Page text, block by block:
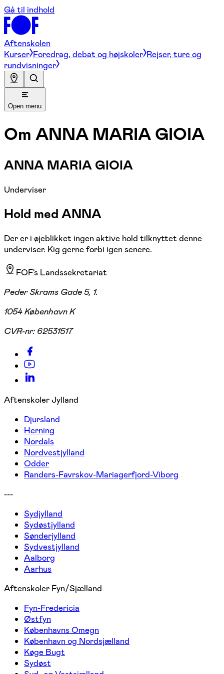
Gå til indhold
Aftenskolen
Kurser Foredrag, debat og højskoler Rejser, ture og
rundvisninger
Open menu
Om ANNA MARIA GIOIA
ANNA MARIA GIOIA
Underviser
Hold med ANNA
Der er i øjeblikket ingen aktive hold tilknyttet denne
underviser. Kig gerne forbi igen senere.
FOF's Landssekretariat
Peder Skrams Gade 5, 1.
1054 København K
CVR-nr: 62531517
Aftenskoler Jylland
Djursland
Herning
Nordals
Nordvestjylland
Odder
Randers-Favrskov-Mariagerfjord-Viborg
---
Sydjylland
Sydøstjylland
Sønderjylland
Sydvestjylland
Aalborg
Aarhus
Aftenskoler Fyn/Sjælland
Fyn-Fredericia
Østfyn
Københavns Omegn
København og Nordsjælland
Køge Bugt
Sydøst